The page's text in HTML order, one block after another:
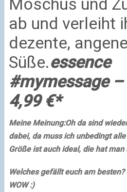
Moschus und
ab und verleiht
dezente,
Süße.essence
#mymessage
4,99 €*
Meine Meinung:Oh da sind
dabei, da muss ich unbedingt
Größe ist auch ideal, die hat
Welches gefällt euch am
WOW :)